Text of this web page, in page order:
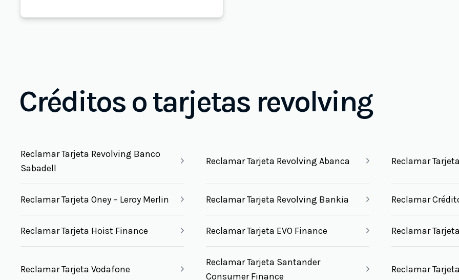
Créditos o tarjetas revolving
Reclamar Tarjeta Revolving Banco
Sabadell
Reclamar Tarjeta Revolving Abanca Reclamar
Reclamar Tarjeta Oney – Leroy Merlin Reclamar Tarjeta Revolving Bankia Reclamar
Reclamar Tarjeta Hoist Finance Reclamar Tarjeta EVO Finance Reclamar
Reclamar Tarjeta Vodafone
Reclamar Tarjeta Santander
Consumer Finance
Reclamar